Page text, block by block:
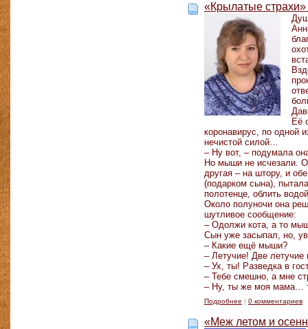
«Крылатые
Её
коронавирус, по одной
нечистой силой…
– Ну вот, – подумала
Но мыши не исчезали.
другая – на штору, и
(подарком сына),
полотенце, облить
Около полуночи она
шутливое сообщение:
– Одолжи кота, а то
Сын уже засыпал, но,
– Какие ещё мыши?
– Летучие! Две
– Ух, ты! Разведка в
– Тебе смешно, а мне
– Ну, ты же моя мама…
Подробнее | 0 комментариев
«Меж летом и